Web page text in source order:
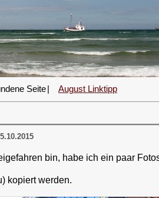
Seite August Linktipp
bin, habe ich ein paar
kopiert werden.